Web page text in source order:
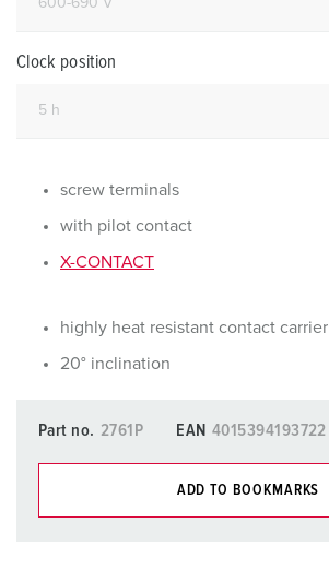
Clock position
screw terminals
with pilot contact
X-CONTACT
highly heat resistant contact carrier
20° inclination
Part no. 2761P EAN 4015394193722
ADD TO BOOKMARKS